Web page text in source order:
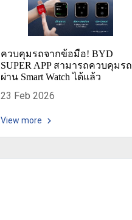
ควบคุมรถจากข้อมือ! BYD
SUPER APP สามารถควบคุมรถ
ผ่าน Smart Watch ได้แล้ว
23 Feb 2026
View more